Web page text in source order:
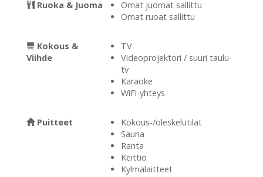
Ruoka & Juoma
Omat juomat sallittu
Omat ruoat sallittu
Kokous &
Viihde
TV
Videoprojektori / suuri taulu-
tv
Karaoke
WiFi-yhteys
Puitteet
Kokous-/oleskelutilat
Sauna
Ranta
Keittiö
Kylmälaitteet